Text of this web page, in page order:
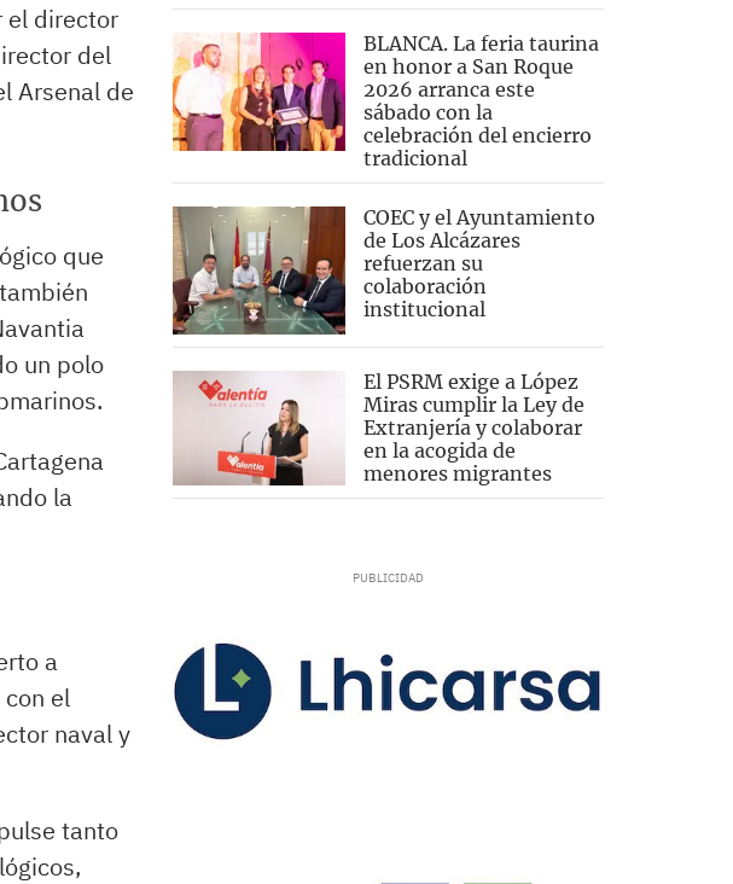
el director
del
Arsenal de
que
un polo
la
a
el
naval y
tanto
BLANCA. La feria taurina
en honor a San Roque
2026 arranca este
sábado con la
celebración del encierro
tradicional
COEC y el Ayuntamiento
de Los Alcázares
refuerzan su
colaboración
institucional
El PSRM exige a López
Miras cumplir la Ley de
Extranjería y colaborar
en la acogida de
menores migrantes